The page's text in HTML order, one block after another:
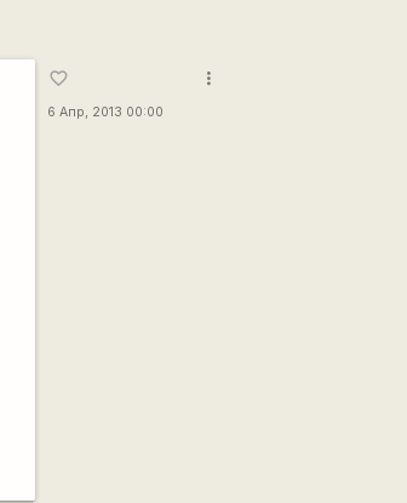
favorite_border
6 Апр, 2013 00:00
more_vert